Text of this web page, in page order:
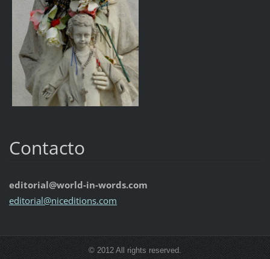
Contacto
editorial@world-in-words.com
editorial@niceditions.com
© 2012 All rights reserved.